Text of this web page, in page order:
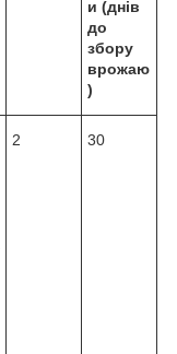
и (днів
до
збору
врожаю
)
2 30